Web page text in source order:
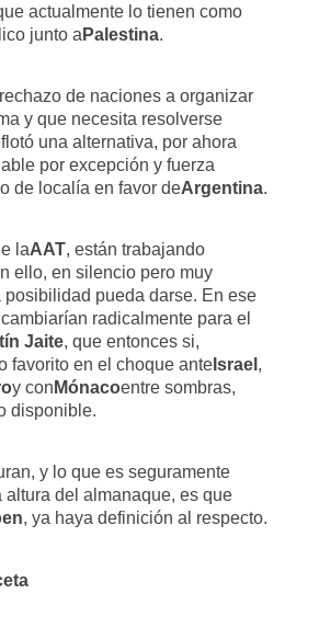
actualmente lo tienen como
junto a Palestina.
de naciones a organizar
y que necesita resolverse
una alternativa, por ahora
por excepción y fuerza
de localía en favor deArgentina.
laAAT, están trabajando
ello, en silencio pero muy
posibilidad pueda darse. En ese
radicalmente para el
Jaite, que entonces si,
favorito en el choque anteIsrael ,
y con Mónacoentre sombras,
disponible.
y lo que es seguramente
altura del almanaque, es que
, ya haya definición al respecto.